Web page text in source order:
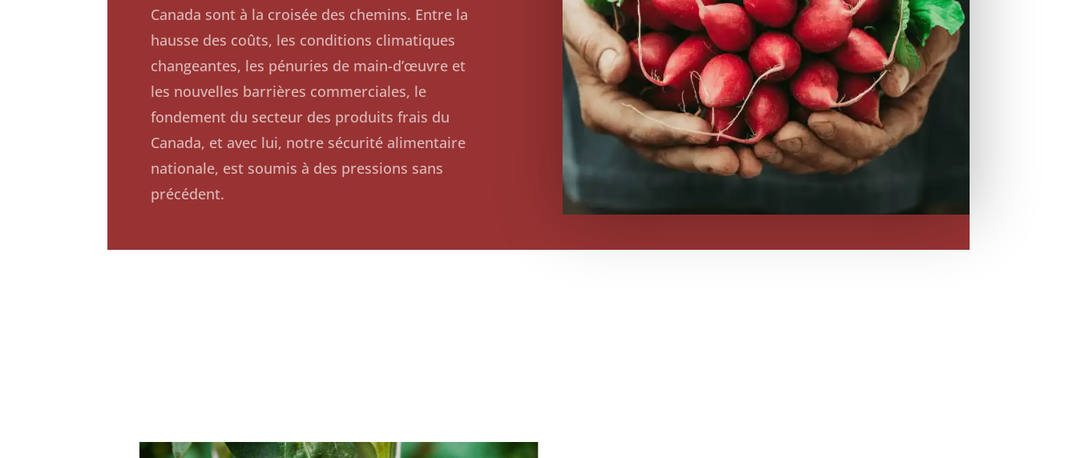
Canada sont à la croisée des chemins. Entre la
hausse des coûts, les conditions climatiques
changeantes, les pénuries de main-d’œuvre et
les nouvelles barrières commerciales, le
fondement du secteur des produits frais du
Canada, et avec lui, notre sécurité alimentaire
nationale, est soumis à des pressions sans
précédent.